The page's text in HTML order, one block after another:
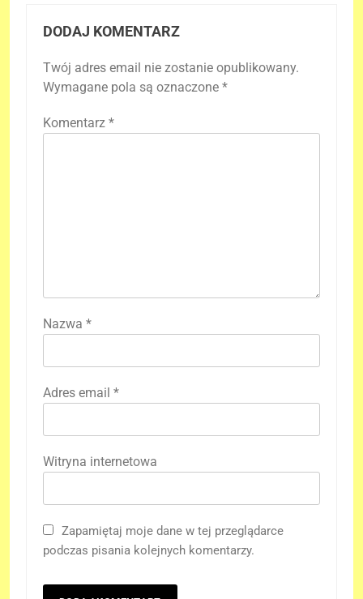
DODAJ KOMENTARZ
Twój adres email nie zostanie opublikowany.
Wymagane pola są oznaczone *
Komentarz *
Nazwa *
Adres email *
Witryna internetowa
Zapamiętaj moje dane w tej przeglądarce
podczas pisania kolejnych komentarzy.